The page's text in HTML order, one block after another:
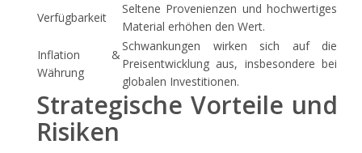
Verfügbarkeit
Seltene Provenienzen und hochwertiges
Material erhöhen den Wert.
Inflation &
Währung
Schwankungen wirken sich auf die
Preisentwicklung aus, insbesondere bei
globalen Investitionen.
Strategische Vorteile und
Risiken